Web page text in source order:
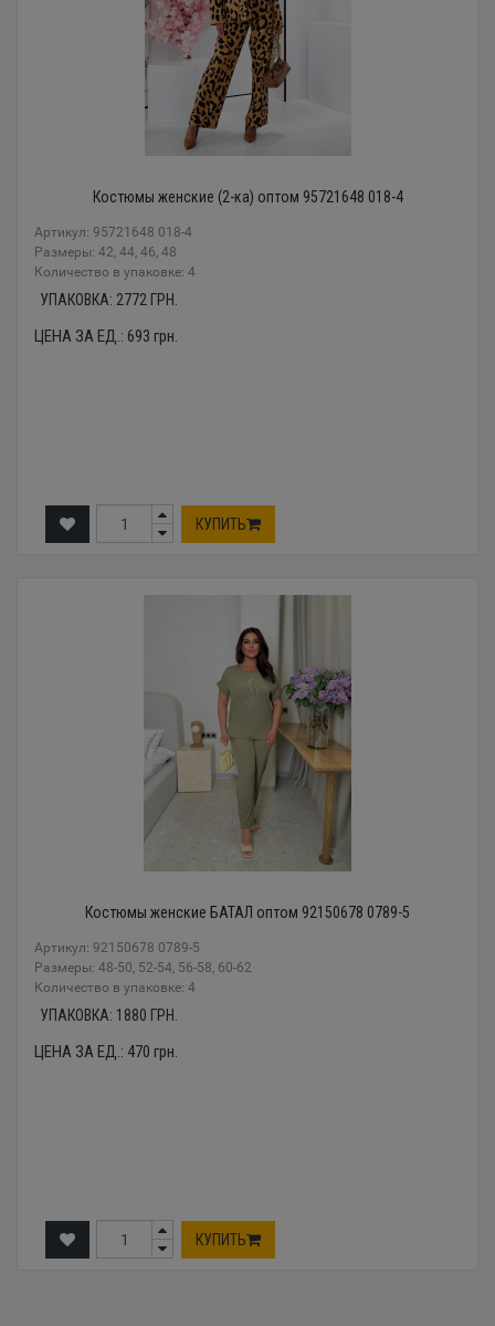
Костюмы женские (2-ка) оптом 95721648 018-4
Артикул: 95721648 018-4
Размеры: 42, 44, 46, 48
Количество в упаковке: 4
УПАКОВКА: 2772 ГРН.
ЦЕНА ЗА ЕД.: 693 грн.
КУПИТЬ
Костюмы женские БАТАЛ оптом 92150678 0789-5
Артикул: 92150678 0789-5
Размеры: 48-50, 52-54, 56-58, 60-62
Количество в упаковке: 4
УПАКОВКА: 1880 ГРН.
ЦЕНА ЗА ЕД.: 470 грн.
КУПИТЬ